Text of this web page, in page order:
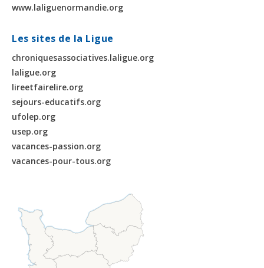
www.laliguenormandie.org
Les sites de la Ligue
chroniquesassociatives.laligue.org
laligue.org
lireetfairelire.org
sejours-educatifs.org
ufolep.org
usep.org
vacances-passion.org
vacances-pour-tous.org